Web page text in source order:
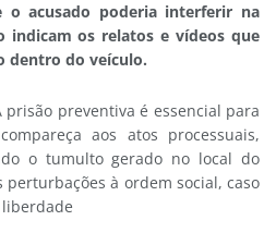
o acusado poderia interferir na
indicam os relatos e vídeos que
dentro do veículo.
prisão preventiva é essencial para
aos atos processuais,
o tumulto gerado no local do
perturbações à ordem social, caso
liberdade